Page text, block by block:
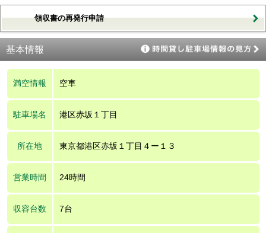
領収書の再発行申請
基本情報
満空情報 空車
駐車場名 港区赤坂１丁目
所在地 東京都港区赤坂１丁目４ー１３
営業時間 24時間
収容台数 7台